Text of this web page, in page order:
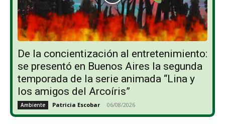
De la concientización al entretenimiento:
se presentó en Buenos Aires la segunda
temporada de la serie animada “Lina y
los amigos del Arcoíris”
Ambiente Patricia Escobar - 06/08/2026